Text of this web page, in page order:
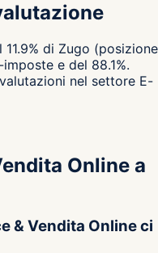
di Zugo (posizione
e del 88.1%.
nel settore E-
Online a
& Vendita Online ci